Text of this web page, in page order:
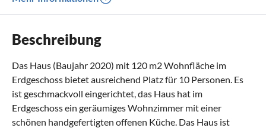
Beschreibung
Das Haus (Baujahr 2020) mit 120 m2 Wohnfläche im
Erdgeschoss bietet ausreichend Platz für 10 Personen. Es
ist geschmackvoll eingerichtet, das Haus hat im
Erdgeschoss ein geräumiges Wohnzimmer mit einer
schönen handgefertigten offenen Küche. Das Haus ist